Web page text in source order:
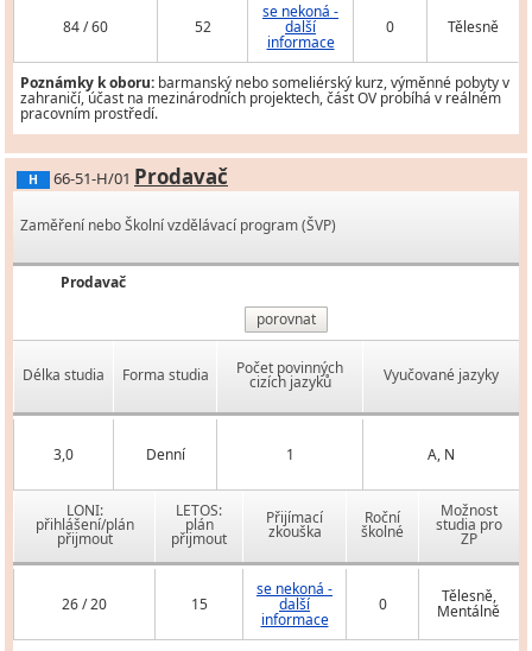
84 / 60 52
se nekoná -
další
informace
0 Tělesně
Poznámky k oboru: barmanský nebo someliérský kurz, výměnné pobyty v
zahraničí, účast na mezinárodních projektech, část OV probíhá v reálném
pracovním prostředí.
H 66-51-H/01 Prodavač
Zaměření nebo Školní vzdělávací program (ŠVP)
Prodavač
porovnat
Délka studia Forma studia Počet povinných
cizích jazyků Vyučované jazyky
3,0 Denní 1 A, N
LONI:
přihlášení/plán
přijmout
LETOS:
plán
přijmout
Přijímací
zkouška
Roční
školné
Možnost
studia pro
ZP
26 / 20 15
se nekoná -
další
informace
0 Tělesně,
Mentálně